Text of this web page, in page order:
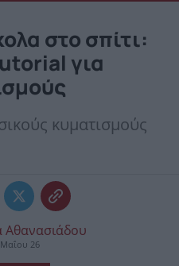
στο σπίτι:
για
κυματισμούς
Αθανασιάδου
Μαΐου 26